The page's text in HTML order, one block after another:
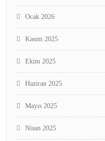
Ocak 2026
Kasım 2025
Ekim 2025
Haziran 2025
Mayıs 2025
Nisan 2025